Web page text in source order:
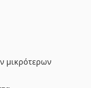
μικρότερων